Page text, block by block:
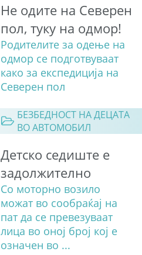
Не одите на Северен
пол, туку на одмор!
Родителите за одење на
одмор се подготвуваат
како за експедиција на
Северен пол
БЕЗБЕДНОСТ НА ДЕЦАТА
ВО АВТОМОБИЛ
Детско седиште е
задолжително
Со моторно возило
можат во сообраќај на
пат да се превезуваат
лица во оној број кој е
означен во ...